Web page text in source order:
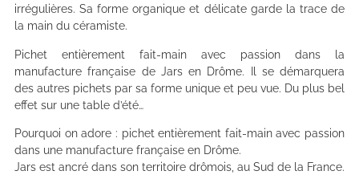
irrégulières. Sa forme organique et délicate garde la trace de
la main du céramiste.
Pichet entièrement fait-main avec passion dans la
manufacture française de Jars en Drôme. Il se démarquera
des autres pichets par sa forme unique et peu vue. Du plus bel
effet sur une table d’été…
Pourquoi on adore : pichet entièrement fait-main avec passion
dans une manufacture française en Drôme.
Jars est ancré dans son territoire drômois, au Sud de la France.